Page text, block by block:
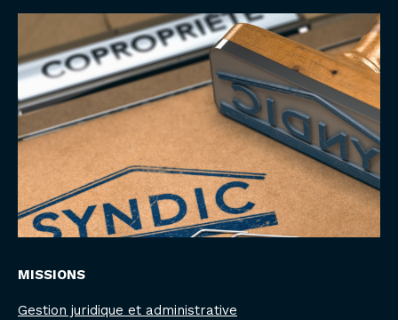
MISSIONS
Gestion juridique et administrative